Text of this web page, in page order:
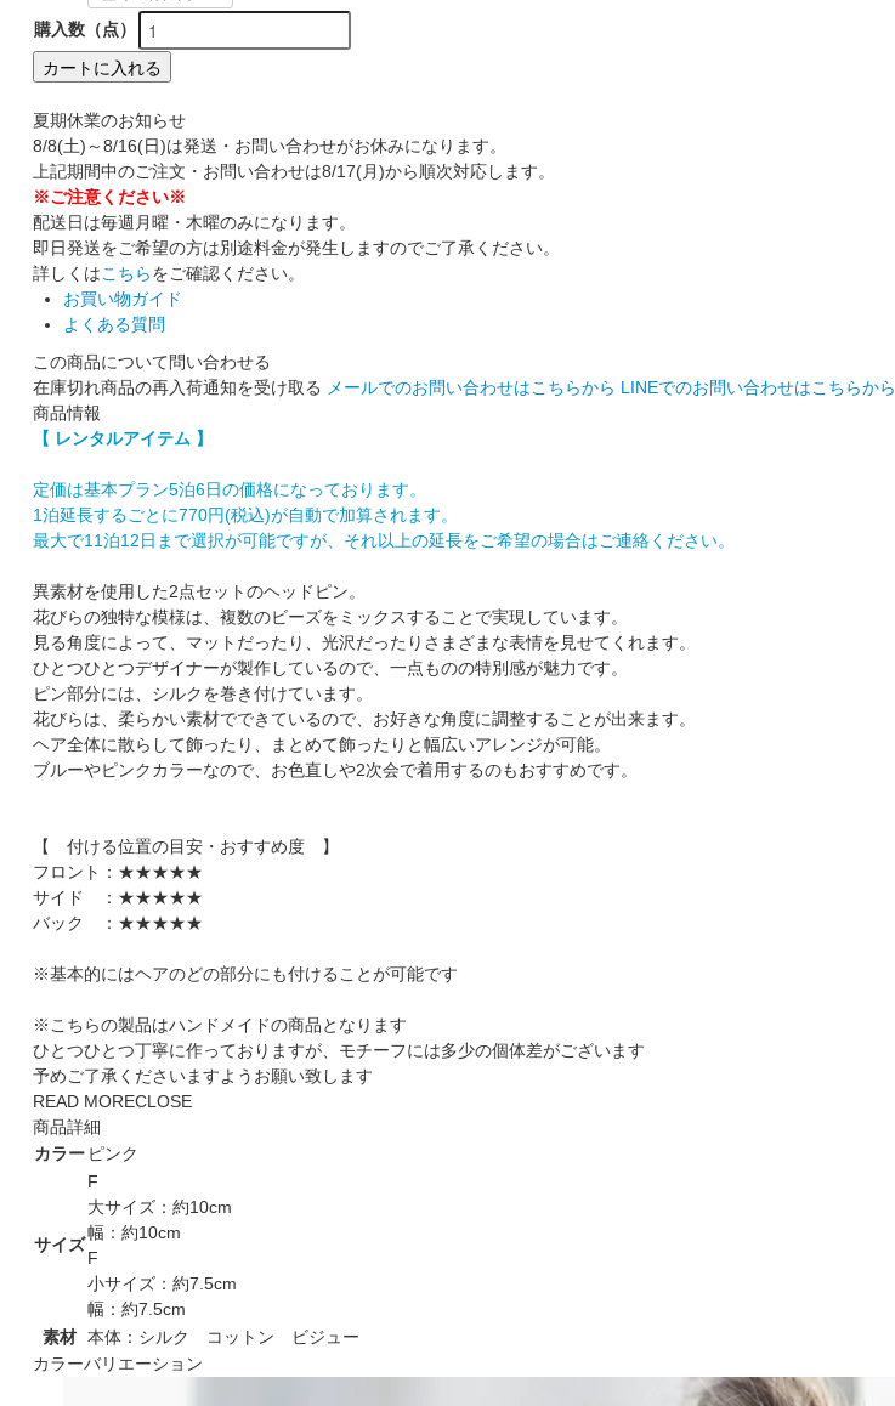
購入数（点）
カートに入れる
夏期休業のお知らせ
8/8(土)～8/16(日)は発送・お問い合わせがお休みになります。
上記期間中のご注文・お問い合わせは8/17(月)から順次対応します。
※ご注意ください※
配送日は毎週月曜・木曜のみになります。
即日発送をご希望の方は別途料金が発生しますのでご了承ください。
詳しくはこちらをご確認ください。
お買い物ガイド
よくある質問
この商品について問い合わせる
在庫切れ商品の再入荷通知を受け取る
メールでのお問い合わせはこちらから LINEでのお問い合わせはこちらから
商品情報
【 レンタルアイテム 】
定価は基本プラン5泊6日の価格になっております。
1泊延長するごとに770円(税込)が自動で加算されます。
最大で11泊12日まで選択が可能ですが、それ以上の延長をご希望の場合はご連絡ください。
異素材を使用した2点セットのヘッドピン。
花びらの独特な模様は、複数のビーズをミックスすることで実現しています。
見る角度によって、マットだったり、光沢だったりさまざまな表情を見せてくれます。
ひとつひとつデザイナーが製作しているので、一点ものの特別感が魅力です。
ピン部分には、シルクを巻き付けています。
花びらは、柔らかい素材でできているので、お好きな角度に調整することが出来ます。
ヘア全体に散らして飾ったり、まとめて飾ったりと幅広いアレンジが可能。
ブルーやピンクカラーなので、お色直しや2次会で着用するのもおすすめです。
【 付ける位置の目安・おすすめ度 】
フロント：★★★★★
サイド ：★★★★★
バック ：★★★★★
※基本的にはヘアのどの部分にも付けることが可能です
※こちらの製品はハンドメイドの商品となります
ひとつひとつ丁寧に作っておりますが、モチーフには多少の個体差がございます
予めご了承くださいますようお願い致します
READ MORECLOSE
商品詳細
カラー ピンク
サイズ
F
大サイズ：約10cm
幅：約10cm
F
小サイズ：約7.5cm
幅：約7.5cm
素材 本体：シルク コットン ビジュー
カラーバリエーション